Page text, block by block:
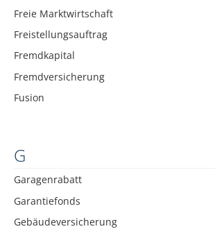
Freie Marktwirtschaft
Freistellungsauftrag
Fremdkapital
Fremdversicherung
Fusion
G
Garagenrabatt
Garantiefonds
Gebäudeversicherung